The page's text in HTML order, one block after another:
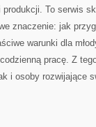
To serwis
znaczenie: jak
warunki dla
pracę. Z
i osoby rozwijające